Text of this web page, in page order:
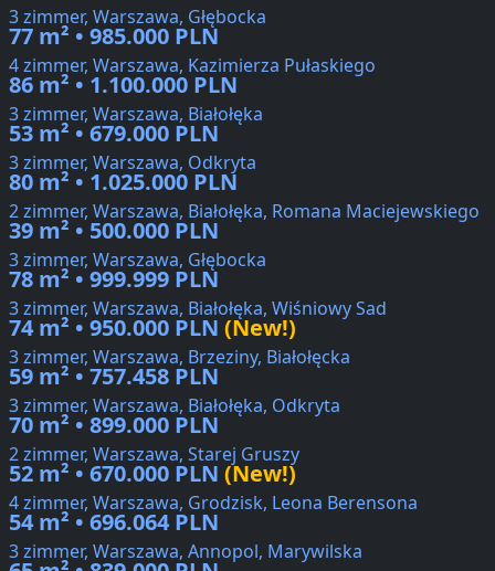
3 zimmer, Warszawa, Głębocka
77 m² • 985.000 PLN
4 zimmer, Warszawa, Kazimierza Pułaskiego
86 m² • 1.100.000 PLN
3 zimmer, Warszawa, Białołęka
53 m² • 679.000 PLN
3 zimmer, Warszawa, Odkryta
80 m² • 1.025.000 PLN
2 zimmer, Warszawa, Białołęka, Romana Maciejewskiego
39 m² • 500.000 PLN
3 zimmer, Warszawa, Głębocka
78 m² • 999.999 PLN
3 zimmer, Warszawa, Białołęka, Wiśniowy Sad
74 m² • 950.000 PLN (New!)
3 zimmer, Warszawa, Brzeziny, Białołęcka
59 m² • 757.458 PLN
3 zimmer, Warszawa, Białołęka, Odkryta
70 m² • 899.000 PLN
2 zimmer, Warszawa, Starej Gruszy
52 m² • 670.000 PLN (New!)
4 zimmer, Warszawa, Grodzisk, Leona Berensona
54 m² • 696.064 PLN
3 zimmer, Warszawa, Annopol, Marywilska